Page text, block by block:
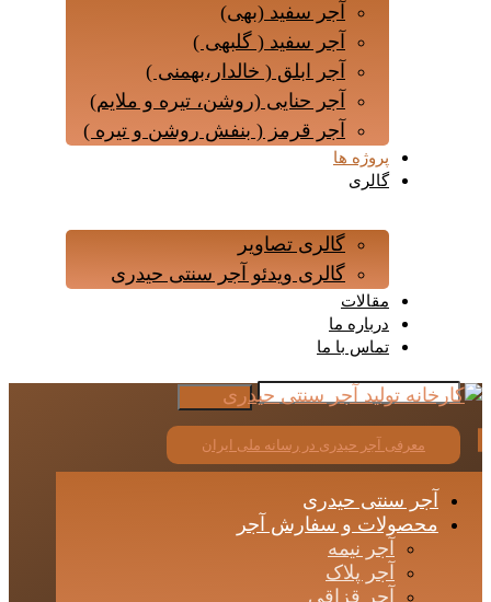
آجر سفید (بهی)
آجر سفید ( گلبهی )
آجر ابلق ( خالدار،بهمنی )
آجر حنایی (روشن، تیره و ملایم)
آجر قرمز ( بنفش روشن و تیره )
پروژه ها
گالری
گالری تصاویر
گالری ویدئو آجر سنتی حیدری
مقالات
درباره ما
تماس با ما
معرفی آجر حیدری در رسانه ملی ایران
آجر سنتی حیدری
محصولات و سفارش آجر
آجر نیمه
آجر پلاک
آجر قزاقی